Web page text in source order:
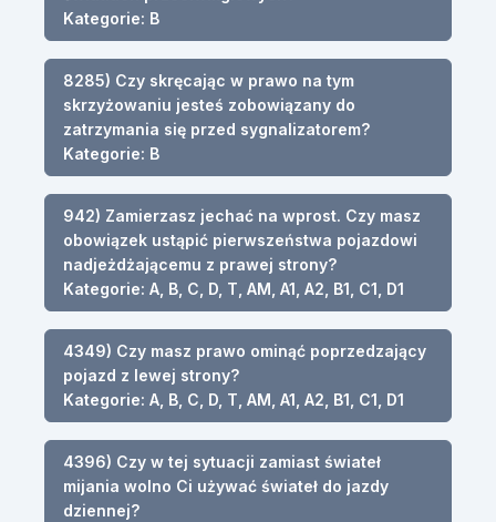
Kategorie: B
8285) Czy skręcając w prawo na tym
skrzyżowaniu jesteś zobowiązany do
zatrzymania się przed sygnalizatorem?
Kategorie: B
942) Zamierzasz jechać na wprost. Czy masz
obowiązek ustąpić pierwszeństwa pojazdowi
nadjeżdżającemu z prawej strony?
Kategorie: A, B, C, D, T, AM, A1, A2, B1, C1, D1
4349) Czy masz prawo ominąć poprzedzający
pojazd z lewej strony?
Kategorie: A, B, C, D, T, AM, A1, A2, B1, C1, D1
4396) Czy w tej sytuacji zamiast świateł
mijania wolno Ci używać świateł do jazdy
dziennej?